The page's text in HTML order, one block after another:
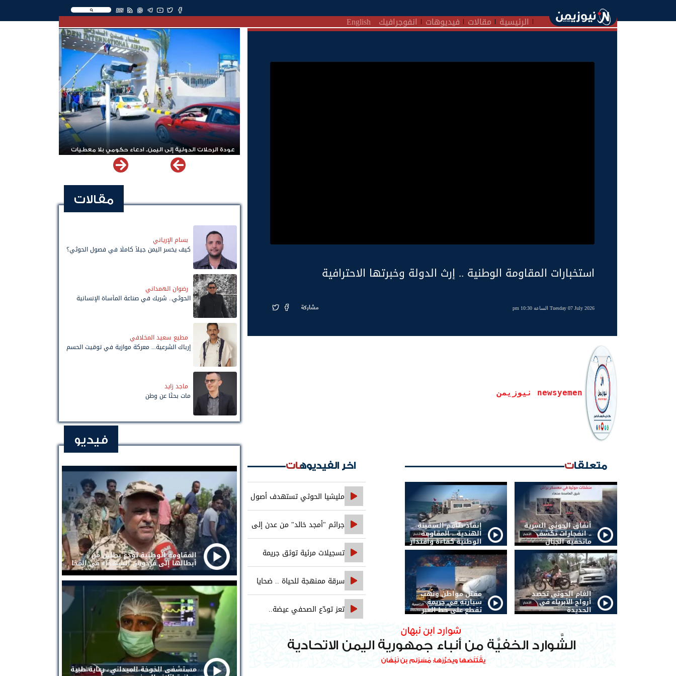
EN
الرئيسية مقالات فيديوهات انفوجرافيك English
استخبارات المقاومة الوطنية .. إرث الدولة وخبرتها الاحترافية
Tuesday 07 July 2026 الساعة 10:30 pm مشاركة
newsyemen نيوزيمن
متعلقات
أنفاق الحوثي السرية
.. انفجارات تكشف
ماتخفيه الجبال
إنقاذ طاقم السفينة
الهندية .. المقاومة
الوطنية كفاءة واقتدار
الغام الحوثي تحصد
أرواح الأبرياء في
الحديدة
مقتل مواطن ونهب
سيارته في جريمة
تقطع على خط العبر
اخر الفيديوهات
مليشيا الحوثي تستهدف أصول
بنك الإنشاء والتعمير في صنعاء
جرائم "أمجد خالد" من عدن إلى
حضرموت..
تسجيلات مرئية توثق جريمة
اغتيال الصحفي محمد عيضه
سرقة ممنهجة للحياة .. ضحايا
التجويع التجويع يهزمون الخوثي
تعز تودّع الصحفي عيضة..
عودة الرحلات الدولية إلى اليمن.. ادعاء حكومي بلا معطيات
مقالات
بسام الإرياني
كيف يخسر اليمن جيلاً كاملًا في فصول الحوثي؟
رضوان الهمداني
الحوثي.. شريك في صناعة المأساة الإنسانية
مطيع سعيد المخلافي
إرباك الشرعية... معركة موازية في توقيت الحسم
ماجد زايد
مات بحثًا عن وطن
فيديو
المقاومة الوطنية تودع بطلين من
أبطالها إلى فردوس الشهداء في المخا
مستشفى الخوخة الميداني . رعاية طبية